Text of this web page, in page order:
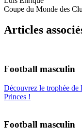
Coupe du Monde des
Articles
Football masculin
Découvrez le trophée de
Princes !
Football masculin